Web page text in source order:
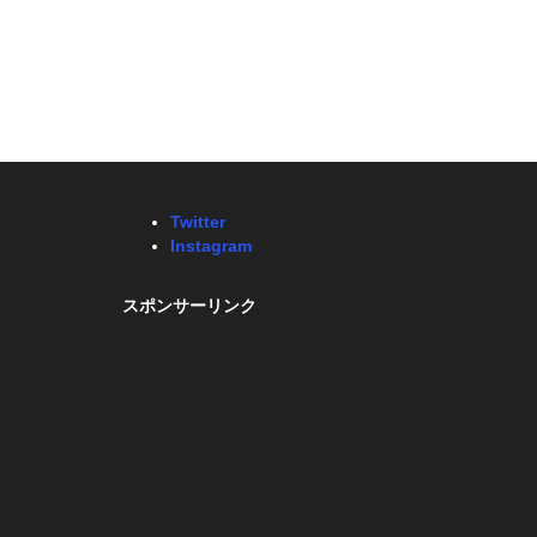
Twitter
Instagram
スポンサーリンク